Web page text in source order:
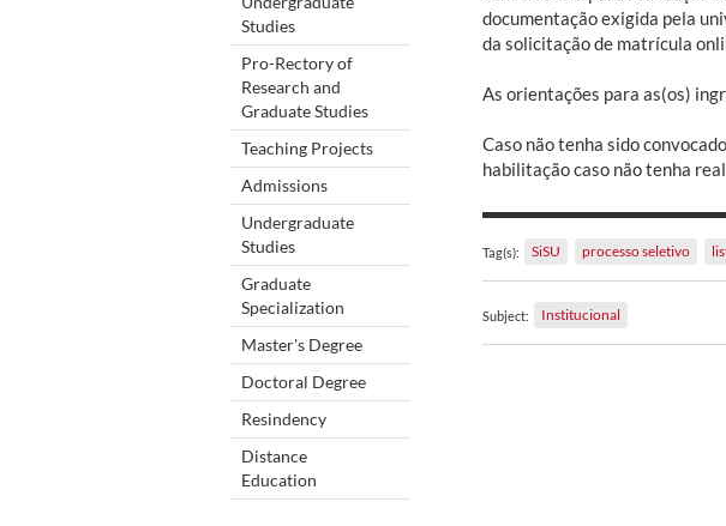
Studies
Pro-Rectory of
Research and
Graduate Studies
Teaching Projects
Admissions
Undergraduate
Studies
Graduate
Specialization
Master's Degree
Doctoral Degree
Resindency
Distance
Education
documentação exigida pela
da solicitação de matrícula
As orientações para as(os)
Caso não tenha sido
habilitação caso não tenha
Tag(s): SiSU processo seletivo
Subject: Institucional